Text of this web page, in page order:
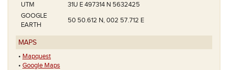
UTM
31U E 497314 N 5632425
GOOGLE
EARTH
50 50.612 N, 002 57.712 E
MAPS
• Mapquest
• Google Maps